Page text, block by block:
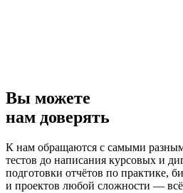
Вы можете
нам доверять
К нам обращаются с самыми
тестов до написания курсовых и
подготовки отчётов по практике,
и проектов любой сложности —